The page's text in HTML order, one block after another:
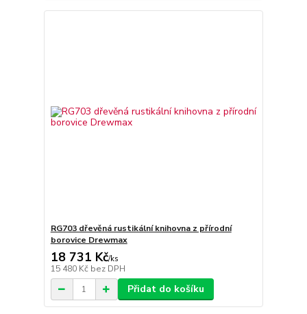
RG703 dřevěná rustikální knihovna z přírodní
borovice Drewmax
18 731 Kč/ks
15 480 Kč bez DPH
Přidat do košíku